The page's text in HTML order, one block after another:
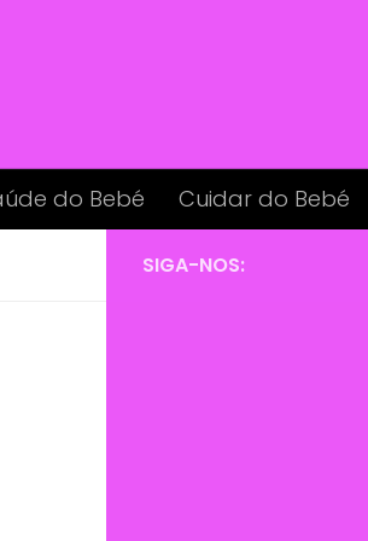
do Bebé Cuidar do Bebé
SIGA-NOS: